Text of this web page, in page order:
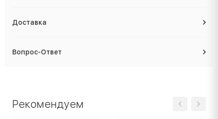
Доставка
Вопрос-Ответ
Рекомендуем